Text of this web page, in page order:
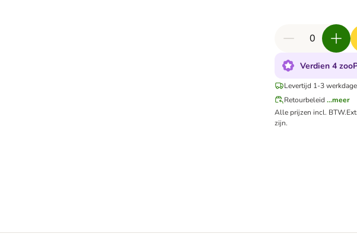
Verdien 4
Levertijd 1-3
Retourbeleid ...meer
Alle prijzen incl. BTW.
zijn.